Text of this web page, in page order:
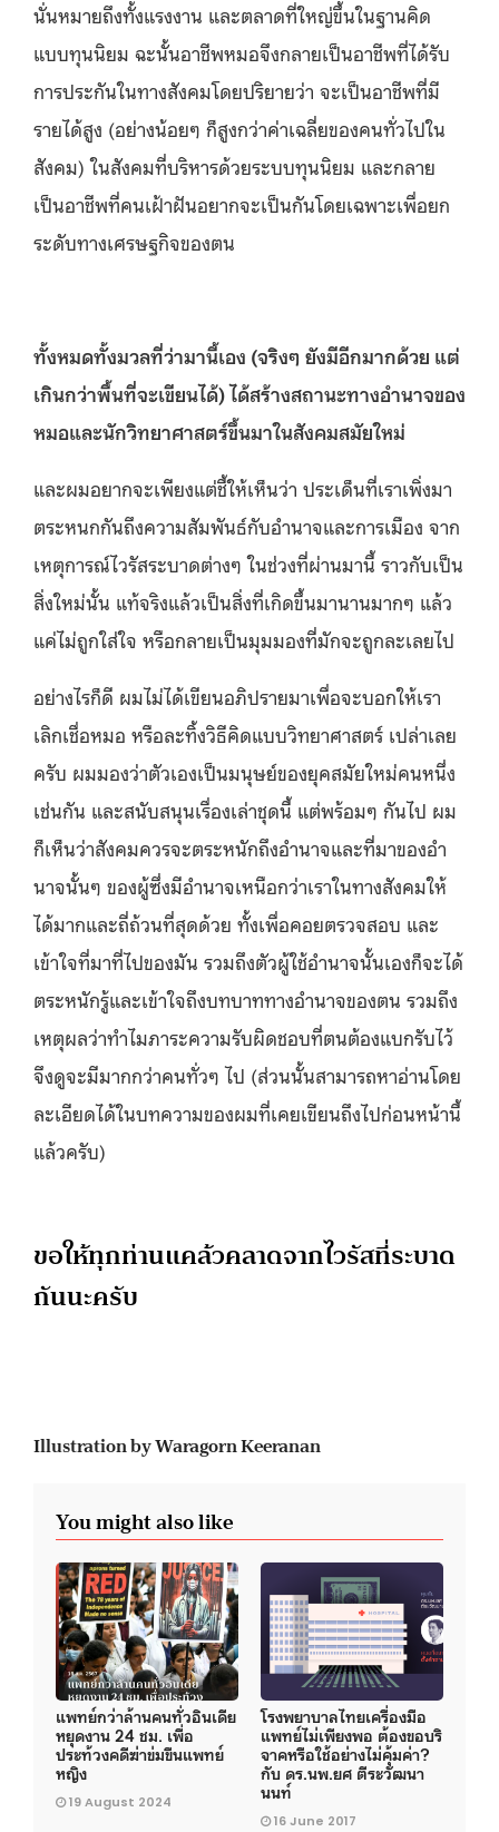
นั่นหมายถึงทั้งแรงงาน และตลาดที่ใหญ่ขึ้นในฐานคิด
แบบทุนนิยม ฉะนั้นอาชีพหมอจึงกลายเป็นอาชีพที่ได้รับ
การประกันในทางสังคมโดยปริยายว่า จะเป็นอาชีพที่มี
รายได้สูง (อย่างน้อยๆ ก็สูงกว่าค่าเฉลี่ยของคนทั่วไปใน
สังคม) ในสังคมที่บริหารด้วยระบบทุนนิยม และกลาย
เป็นอาชีพที่คนเฝ้าฝันอยากจะเป็นกันโดยเฉพาะเพื่อยก
ระดับทางเศรษฐกิจของตน
ทั้งหมดทั้งมวลที่ว่ามานี้เอง (จริงๆ ยังมีอีกมากด้วย แต่
เกินกว่าพื้นที่จะเขียนได้) ได้สร้างสถานะทางอำนาจของ
หมอและนักวิทยาศาสตร์ขึ้นมาในสังคมสมัยใหม่
และผมอยากจะเพียงแต่ชี้ให้เห็นว่า ประเด็นที่เราเพิ่งมา
ตระหนกกันถึงความสัมพันธ์กับอำนาจและการเมือง จาก
เหตุการณ์ไวรัสระบาดต่างๆ ในช่วงที่ผ่านมานี้ ราวกับเป็น
สิ่งใหม่นั้น แท้จริงแล้วเป็นสิ่งที่เกิดขึ้นมานานมากๆ แล้ว
แค่ไม่ถูกใส่ใจ หรือกลายเป็นมุมมองที่มักจะถูกละเลยไป
อย่างไรก็ดี ผมไม่ได้เขียนอภิปรายมาเพื่อจะบอกให้เรา
เลิกเชื่อหมอ หรือละทิ้งวิธีคิดแบบวิทยาศาสตร์ เปล่าเลย
ครับ ผมมองว่าตัวเองเป็นมนุษย์ของยุคสมัยใหม่คนหนึ่ง
เช่นกัน และสนับสนุนเรื่องเล่าชุดนี้ แต่พร้อมๆ กันไป ผม
ก็เห็นว่าสังคมควรจะตระหนักถึงอำนาจและที่มาของอำ
นาจนั้นๆ ของผู้ซึ่งมีอำนาจเหนือกว่าเราในทางสังคมให้
ได้มากและถี่ถ้วนที่สุดด้วย ทั้งเพื่อคอยตรวจสอบ และ
เข้าใจที่มาที่ไปของมัน รวมถึงตัวผู้ใช้อำนาจนั้นเองก็จะได้
ตระหนักรู้และเข้าใจถึงบทบาททางอำนาจของตน รวมถึง
เหตุผลว่าทำไมภาระความรับผิดชอบที่ตนต้องแบกรับไว้
จึงดูจะมีมากกว่าคนทั่วๆ ไป (ส่วนนั้นสามารถหาอ่านโดย
ละเอียดได้ในบทความของผมที่เคยเขียนถึงไปก่อนหน้านี้
แล้วครับ)
ขอให้ทุกท่านแคล้วคลาดจากไวรัสที่ระบาด
กันนะครับ
Illustration by Waragorn Keeranan
You might also like
แพทย์กว่าล้านคนทั่วอินเดีย
หยุดงาน 24 ชม. เพื่อ
ประท้วงคดีฆ่าข่มขืนแพทย์
หญิง
19 August 2024
โรงพยาบาลไทยเครื่องมือ
แพทย์ไม่เพียงพอ ต้องขอบริ
จาคหรือใช้อย่างไม่คุ้มค่า?
กับ ดร.นพ.ยศ ตีระวัฒนา
นนท์
16 June 2017